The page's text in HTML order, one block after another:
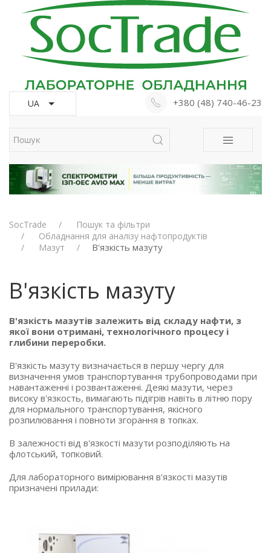
UA +380 (48) 740-46-23
SocTrade
Пошук та фільтри
Обладнання для аналізу нафтопродуктів
Мазут
В'язкість мазуту
В'язкість мазуту
В'язкість мазутів залежить від складу нафти, з
якої вони отримані, технологічного процесу і
глибини переробки.
В'язкість мазуту визначається в першу чергу для
визначення умов транспортування трубопроводами при
навантаженні і розвантаженні. Деякі мазути, через
високу в'язкость, вимагають підігрів навіть в літню пору
для нормального транспортування, якісного
розпилювання і повноти згорання в топках.
В залежності від в'язкості мазути розподіляють на
флотський, топковий.
Для лабораторного вимірювання в'язкості мазутів
призначені прилади: